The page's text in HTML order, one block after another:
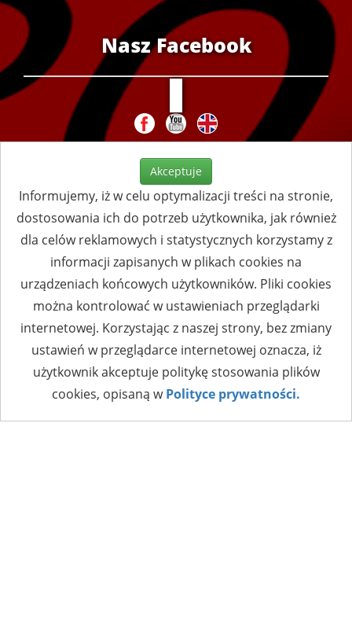
Nasz Facebook
Akceptuje
Informujemy, iż w celu optymalizacji treści na stronie,
dostosowania ich do potrzeb użytkownika, jak również
dla celów reklamowych i statystycznych korzystamy z
informacji zapisanych w plikach cookies na
urządzeniach końcowych użytkowników. Pliki cookies
można kontrolować w ustawieniach przeglądarki
internetowej. Korzystając z naszej strony, bez zmiany
ustawień w przeglądarce internetowej oznacza, iż
użytkownik akceptuje politykę stosowania plików
cookies, opisaną wPolityce prywatności.